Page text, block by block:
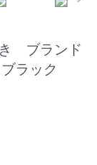
き ブランド
ラック